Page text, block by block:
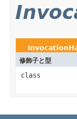
修飾子と型
class